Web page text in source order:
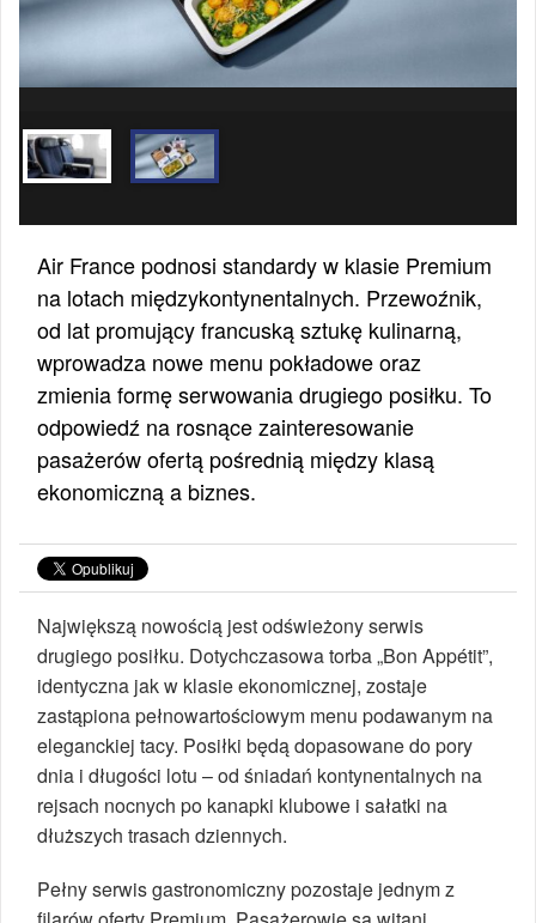
Air France podnosi standardy w klasie Premium
na lotach międzykontynentalnych. Przewoźnik,
od lat promujący francuską sztukę kulinarną,
wprowadza nowe menu pokładowe oraz
zmienia formę serwowania drugiego posiłku. To
odpowiedź na rosnące zainteresowanie
pasażerów ofertą pośrednią między klasą
ekonomiczną a biznes.
Największą nowością jest odświeżony serwis
drugiego posiłku. Dotychczasowa torba „Bon Appétit”,
identyczna jak w klasie ekonomicznej, zostaje
zastąpiona pełnowartościowym menu podawanym na
eleganckiej tacy. Posiłki będą dopasowane do pory
dnia i długości lotu – od śniadań kontynentalnych na
rejsach nocnych po kanapki klubowe i sałatki na
dłuższych trasach dziennych.
Pełny serwis gastronomiczny pozostaje jednym z